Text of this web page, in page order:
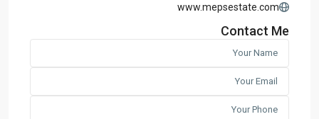
www.mepsestate.com
Contact Me